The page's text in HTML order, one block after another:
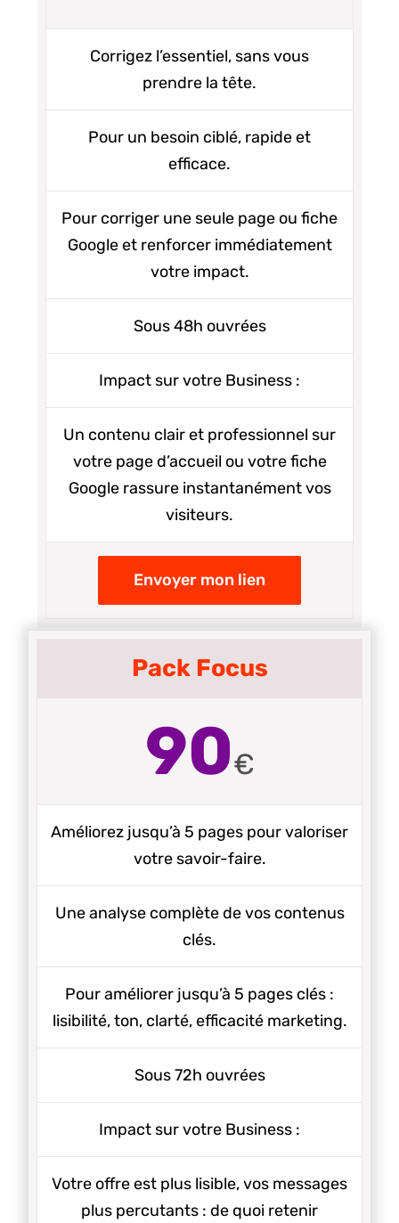
Corrigez l’essentiel, sans vous
prendre la tête.
Pour un besoin ciblé, rapide et
efficace.
Pour corriger une seule page ou fiche
Google et renforcer immédiatement
votre impact.
Sous 48h ouvrées
Impact sur votre Business :
Un contenu clair et professionnel sur
votre page d’accueil ou votre fiche
Google rassure instantanément vos
visiteurs.
Envoyer mon lien
Pack Focus
90€
Améliorez jusqu’à 5 pages pour valoriser
votre savoir-faire.
Une analyse complète de vos contenus
clés.
Pour améliorer jusqu’à 5 pages clés :
lisibilité, ton, clarté, efficacité marketing.
Sous 72h ouvrées
Impact sur votre Business :
Votre offre est plus lisible, vos messages
plus percutants : de quoi retenir